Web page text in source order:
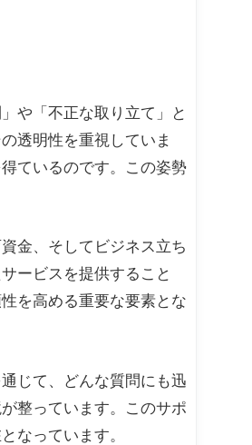
や「不正な取り立て」と
透明性を重視していま
ているのです。この姿勢
金、そしてビジネス立ち
ービスを提供すること
を高める重要な要素とな
じて、どんな質問にも迅
整っています。このサポ
なっています。